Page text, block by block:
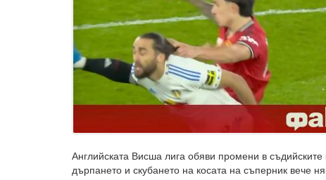
Английската Висша лига обяви промени в съдийските
дърпането и скубането на косата на съперник вече